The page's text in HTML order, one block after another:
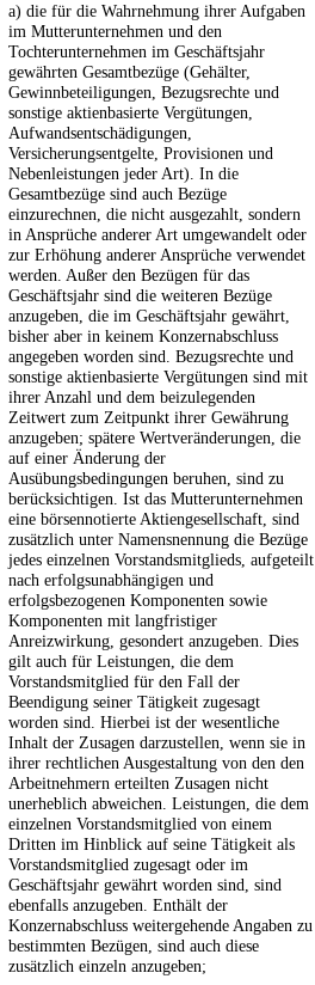
a) die für die Wahrnehmung ihrer Aufgaben
im Mutterunternehmen und den
Tochterunternehmen im Geschäftsjahr
gewährten Gesamtbezüge (Gehälter,
Gewinnbeteiligungen, Bezugsrechte und
sonstige aktienbasierte Vergütungen,
Aufwandsentschädigungen,
Versicherungsentgelte, Provisionen und
Nebenleistungen jeder Art). In die
Gesamtbezüge sind auch Bezüge
einzurechnen, die nicht ausgezahlt, sondern
in Ansprüche anderer Art umgewandelt oder
zur Erhöhung anderer Ansprüche verwendet
werden. Außer den Bezügen für das
Geschäftsjahr sind die weiteren Bezüge
anzugeben, die im Geschäftsjahr gewährt,
bisher aber in keinem Konzernabschluss
angegeben worden sind. Bezugsrechte und
sonstige aktienbasierte Vergütungen sind mit
ihrer Anzahl und dem beizulegenden
Zeitwert zum Zeitpunkt ihrer Gewährung
anzugeben; spätere Wertveränderungen, die
auf einer Änderung der
Ausübungsbedingungen beruhen, sind zu
berücksichtigen. Ist das Mutterunternehmen
eine börsennotierte Aktiengesellschaft, sind
zusätzlich unter Namensnennung die Bezüge
jedes einzelnen Vorstandsmitglieds, aufgeteilt
nach erfolgsunabhängigen und
erfolgsbezogenen Komponenten sowie
Komponenten mit langfristiger
Anreizwirkung, gesondert anzugeben. Dies
gilt auch für Leistungen, die dem
Vorstandsmitglied für den Fall der
Beendigung seiner Tätigkeit zugesagt
worden sind. Hierbei ist der wesentliche
Inhalt der Zusagen darzustellen, wenn sie in
ihrer rechtlichen Ausgestaltung von den den
Arbeitnehmern erteilten Zusagen nicht
unerheblich abweichen. Leistungen, die dem
einzelnen Vorstandsmitglied von einem
Dritten im Hinblick auf seine Tätigkeit als
Vorstandsmitglied zugesagt oder im
Geschäftsjahr gewährt worden sind, sind
ebenfalls anzugeben. Enthält der
Konzernabschluss weitergehende Angaben zu
bestimmten Bezügen, sind auch diese
zusätzlich einzeln anzugeben;